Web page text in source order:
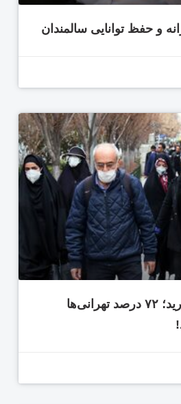
و حفظ توانایی سالمندان
فریب آمار را نخورید؛ ۷۲ درصد تهرانی‌ها